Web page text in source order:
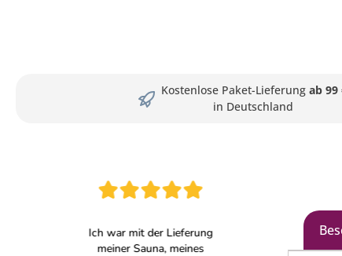
Kostenlose Paket-Lieferung ab 99
in Deutschland